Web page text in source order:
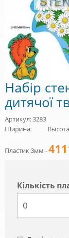
Набір
дитячої
Артикул: 3283
Ширина:
Пластик 3мм -
Кiлькiсть